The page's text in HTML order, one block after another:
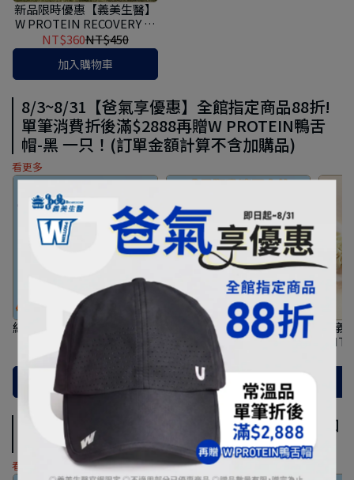
新品限時優惠【義美生醫】
W PROTEIN RECOVERY 恢
復膠囊 (60粒/瓶)
NT$360NT$450
加入購物車
8/3~8/31【爸氣享優惠】全館指定商品88折!
單筆消費折後滿$2888再贈W PROTEIN鴨舌
帽-黑 一只！(訂單金額計算不含加購品)
看更多
結帳加$288多一件！【義美
生醫】I‧ME‧I 還原型
CoQ10 (30粒/盒)
NT$528
結帳加$288多一件！【義美
生醫】W PROTEIN
JUNIOR成長期乳清蛋白
飲-巧克力牛奶 (35g*10包/
盒)
NT$572
加入購物車
【
8/3~8/31【寵愛爸爸】熱銷指定品項，結帳加
$288多1件！
看更多